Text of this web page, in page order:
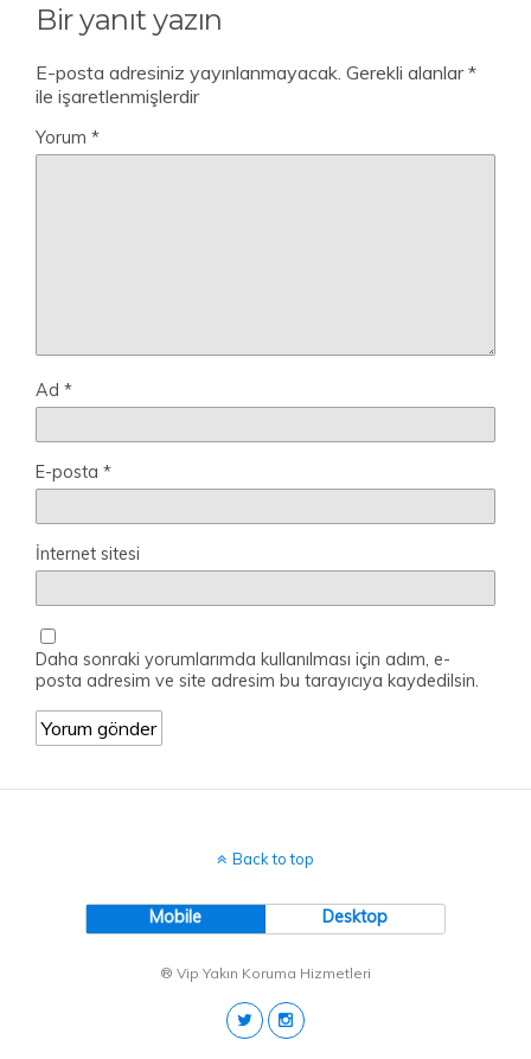
Bir yanıt yazın
E-posta adresiniz yayınlanmayacak. Gerekli alanlar*
ile işaretlenmişlerdir
Yorum *
Ad *
E-posta *
İnternet sitesi
Daha sonraki yorumlarımda kullanılması için adım, e-
posta adresim ve site adresim bu tarayıcıya kaydedilsin.
Back to top
Mobile Desktop
® Vip Yakın Koruma Hizmetleri